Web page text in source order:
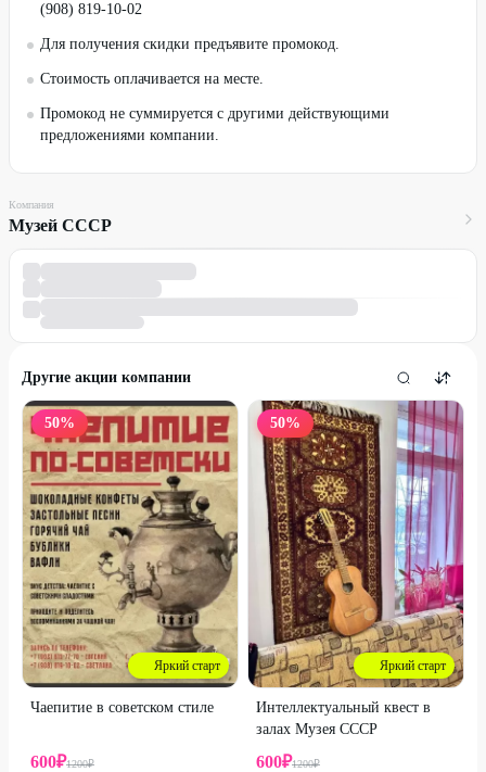
(908) 819-10-02
Для получения скидки предъявите промокод.
Стоимость оплачивается на месте.
Промокод не суммируется с другими действующими
предложениями компании.
Компания
Музей СССР
Другие акции компании
50%
Яркий старт
Чаепитие в советском стиле
600₽1200₽
50%
Яркий старт
Интеллектуальный квест в
залах Музея СССР
600₽1200₽